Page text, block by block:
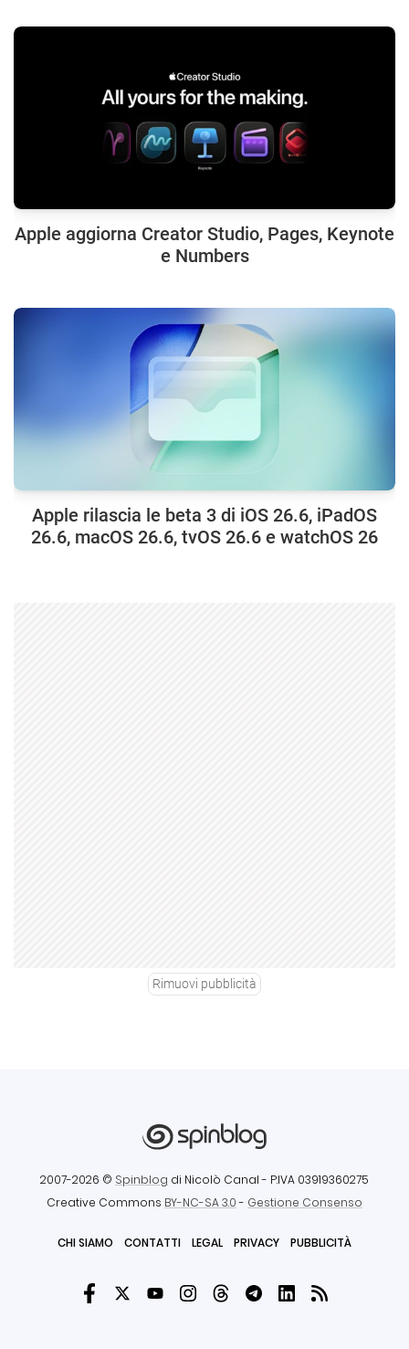
Apple aggiorna Creator Studio, Pages, Keynote
e Numbers
Apple rilascia le beta 3 di iOS 26.6, iPadOS
26.6, macOS 26.6, tvOS 26.6 e watchOS 26
Rimuovi pubblicità
2007-2026 © Spinblog di Nicolò Canal - P.IVA 03919360275
Creative Commons BY-NC-SA 3.0- Gestione Consenso
CHI SIAMO CONTATTI LEGAL PRIVACY PUBBLICITÀ